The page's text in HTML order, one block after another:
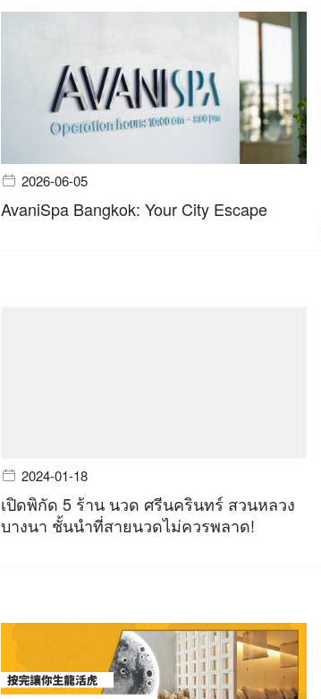
2026-06-05
AvaniSpa Bangkok: Your City Escape
2024-01-18
เปิดพิกัด 5 ร้าน นวด ศรีนครินทร์ สวนหลวง
บางนา ชั้นนำที่สายนวดไม่ควรพลาด!